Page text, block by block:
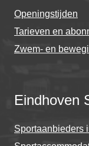
Openingstijden
Tarieven en
Zwem- en
Eindhoven
Sportaanbieders